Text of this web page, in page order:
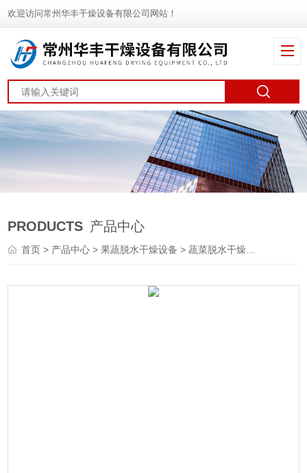
欢迎访问常州华丰干燥设备有限公司网站！
PRODUCTS 产品中心
首页> 产品中心 >果蔬脱水干燥设备 >蔬菜脱水干燥机